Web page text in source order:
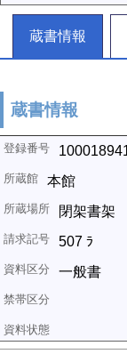
蔵書情報
蔵書情報
本館
閉架書架
507 ﾗ
一般書